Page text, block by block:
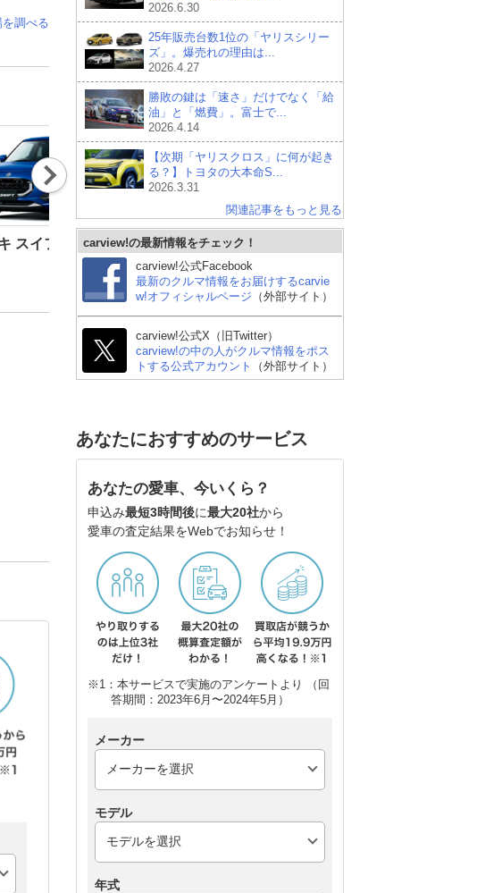
調べる
スイフト スズキ アルトラパン
Nex
t
2026.6.30
25年販売台数1位の「ヤリスシリー
ズ」。爆売れの理由は...
2026.4.27
勝敗の鍵は「速さ」だけでなく「給
油」と「燃費」。富士で...
2026.4.14
【次期「ヤリスクロス」に何が起き
る？】トヨタの大本命S...
2026.3.31
関連記事をもっと見る
carview!の最新情報をチェック！
carview!公式Facebook
最新のクルマ情報をお届けするcarvie
w!オフィシャルページ （外部サイト）
carview!公式X（旧Twitter）
carview!の中の人がクルマ情報をポス
トする公式アカウント
（外部サイト）
あなたにおすすめのサービス
あなたの愛車、今いくら？
申込み最短3時間後に最大20社から
愛車の査定結果をWebでお知らせ！
※1：本サービスで実施のアンケートより （回
答期間：2023年6月〜2024年5月）
メーカー
モデル
年式